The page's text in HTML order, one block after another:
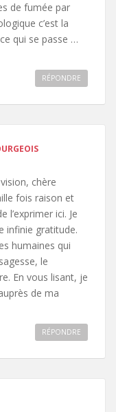
de fumée par
c’est la
qui se passe …
RÉPONDRE
chère
fois raison et
l’exprimer ici. Je
infinie gratitude.
humaines qui
le
En vous lisant, je
de ma
RÉPONDRE